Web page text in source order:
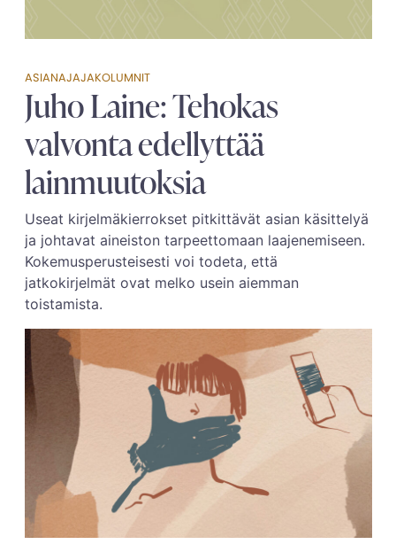
ASIANAJAJAKOLUMNIT
Juho Laine: Tehokas
valvonta edellyttää
lainmuutoksia
Useat kirjelmäkierrokset pitkittävät asian käsittelyä
ja johtavat aineiston tarpeettomaan laajenemiseen.
Kokemusperusteisesti voi todeta, että
jatkokirjelmät ovat melko usein aiemman
toistamista.